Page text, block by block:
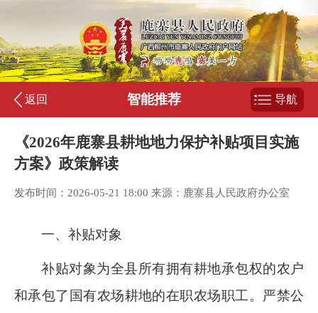
返回 智能推荐 导航
《2026年鹿寨县耕地地力保护补贴项目实施
方案》政策解读
发布时间：2026-05-21 18:00 来源：鹿寨县人民政府办公室
一、补贴对象
补贴对象为全县所有拥有耕地承包权的农户
和承包了国有农场耕地的在职农场职工。严禁公